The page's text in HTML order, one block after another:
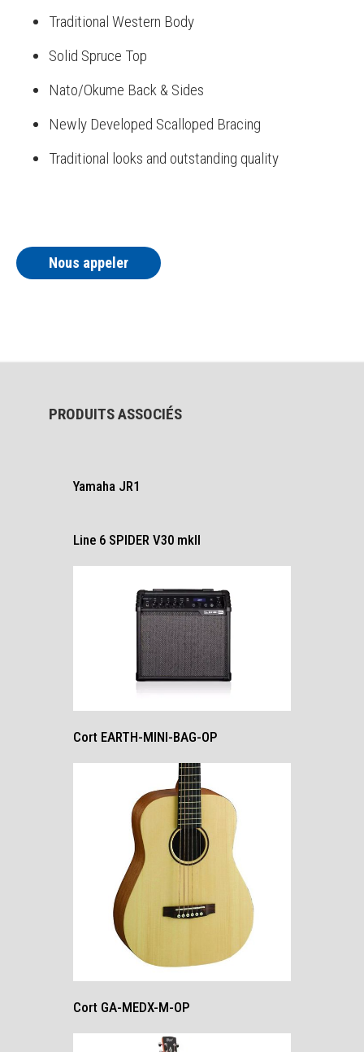
Traditional Western Body
Solid Spruce Top
Nato/Okume Back & Sides
Newly Developed Scalloped Bracing
Traditional looks and outstanding quality
Nous appeler
PRODUITS ASSOCIÉS
Yamaha JR1
Line 6 SPIDER V30 mkll
Cort EARTH-MINI-BAG-OP
Cort GA-MEDX-M-OP